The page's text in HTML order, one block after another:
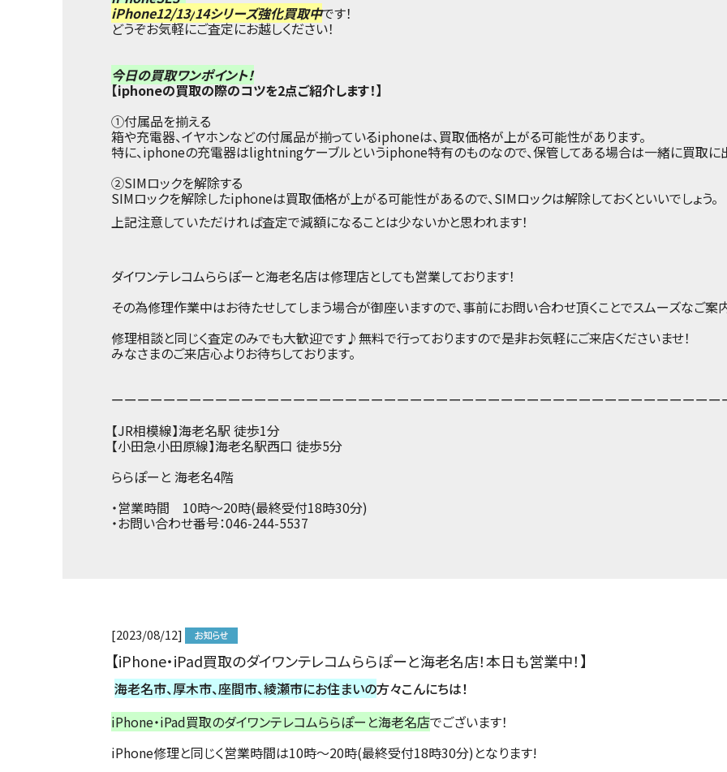
iPhone12/13/14シリーズ強化買取中です！
どうぞお気軽にご査定にお越しください！
今日の買取ワンポイント！
【iphoneの買取の際のコツを2点ご紹介します！】
①付属品を揃える
箱や充電器、イヤホンなどの付属品が揃っているiphoneは、買取価格が上がる可能性があります。
特に、iphoneの充電器はlightningケーブルというiphone特有のものなので、保管してある場合は一緒に買取に出
②SIMロックを解除する
SIMロックを解除したiphoneは買取価格が上がる可能性があるので、SIMロックは解除しておくといいでしょう。
上記注意していただければ査定で減額になることは少ないかと思われます！
ダイワンテレコムららぽーと海老名店は修理店としても営業しております！
その為修理作業中はお待たせしてしまう場合が御座いますので、事前にお問い合わせ頂くことでスムーズなご案
修理相談と同じく査定のみでも大歓迎です♪無料で行っておりますので是非お気軽にご来店くださいませ！
みなさまのご来店心よりお待ちしております。
ーーーーーーーーーーーーーーーーーーーーーーーーーーーーーーーーーーーーーーーーーーーーーーー
【JR相模線】海老名駅 徒歩1分
【小田急小田原線】海老名駅西口 徒歩5分
ららぽーと 海老名4階
・営業時間 10時～20時(最終受付18時30分)
・お問い合わせ番号：046-244-5537
[2023/08/12]
【iPhone・iPad買取のダイワンテレコムららぽーと海老名店！本日も営業中！】
海老名市、厚木市、座間市、綾瀬市にお住まいの方々こんにちは！
iPhone・iPad買取のダイワンテレコムららぽーと海老名店でございます！
iPhone修理と同じく営業時間は10時～20時(最終受付18時30分)となります!